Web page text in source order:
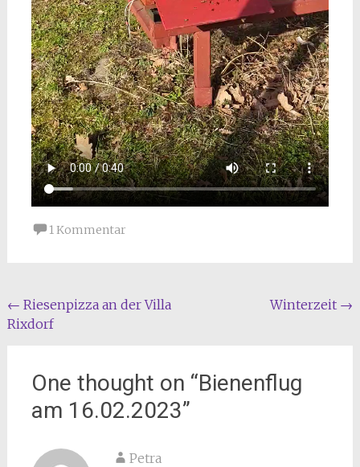
1 Kommentar
Beitragsnavigation
← Riesenpizza an der Villa
Rixdorf
Winterzeit →
One thought on “Bienenflug
am 16.02.2023”
Petra